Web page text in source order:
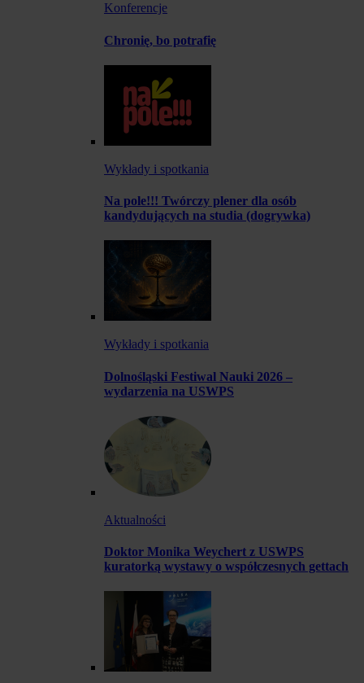
Konferencje
Chronię, bo potrafię
Wykłady i spotkania
Na pole!!! Twórczy plener dla osób
kandydujących na studia (dogrywka)
Wykłady i spotkania
Dolnośląski Festiwal Nauki 2026 –
wydarzenia na USWPS
Aktualności
Doktor Monika Weychert z USWPS
kuratorką wystawy o współczesnych gettach